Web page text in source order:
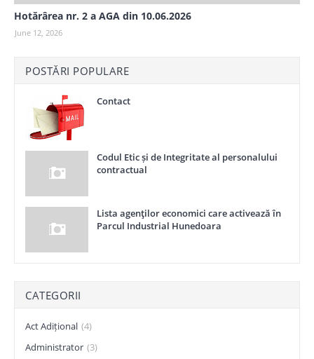
Hotărârea nr. 2 a AGA din 10.06.2026
June 12, 2026
POSTĂRI POPULARE
Contact
Codul Etic și de Integritate al personalului
contractual
Lista agenţilor economici care activează în
Parcul Industrial Hunedoara
CATEGORII
Act Adițional (4)
Administrator (3)